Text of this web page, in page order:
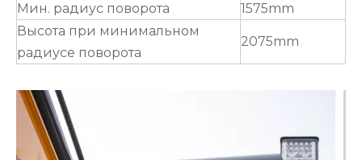
Мин. радиус поворота
1575mm
Высота при минимальном
радиусе поворота
2075mm